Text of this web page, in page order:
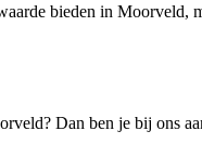
bieden in
Dan ben je bij ons